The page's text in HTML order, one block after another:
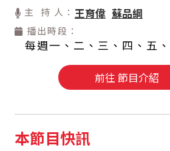
主 持 人： 王育偉 蘇品綱
播出時段：
每週一、二、三、四、五
前往 節目介紹
本節目快訊